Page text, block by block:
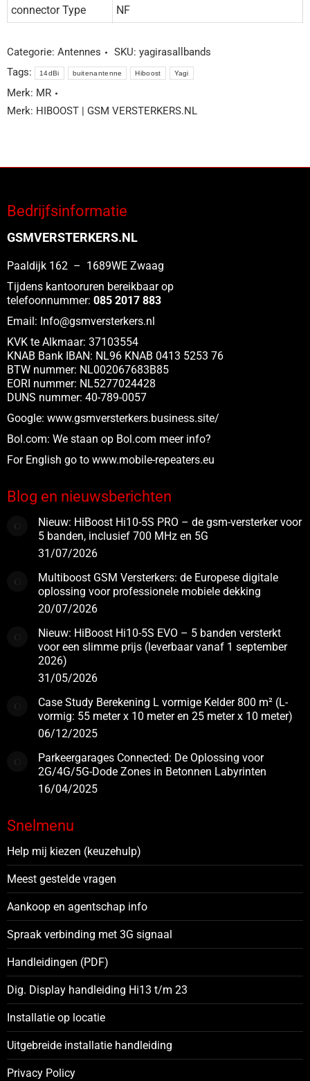
connector Type NF
Categorie: Antennes SKU: yagirasallbands
Tags:
14dBi buitenantenne Hiboost Yagi
Merk: MR
Merk: HIBOOST | GSM VERSTERKERS.NL
Bedrijfsinformatie
GSMVERSTERKERS.NL
Paaldijk 162 – 1689WE Zwaag
Tijdens kantooruren bereikbaar op
telefoonnummer: 085 2017 883
Email: Info@gsmversterkers.nl
KVK te Alkmaar: 37103554
KNAB Bank IBAN: NL96 KNAB 0413 5253 76
BTW nummer: NL002067683B85
EORI nummer: NL5277024428
DUNS nummer: 40-789-0057
Google: www.gsmversterkers.business.site/
Bol.com: We staan op Bol.com meer info?
For English go to www.mobile-repeaters.eu
Blog en nieuwsberichten
Nieuw: HiBoost Hi10-5S PRO – de gsm-versterker voor
5 banden, inclusief 700 MHz en 5G
31/07/2026
Multiboost GSM Versterkers: de Europese digitale
oplossing voor professionele mobiele dekking
20/07/2026
Nieuw: HiBoost Hi10-5S EVO – 5 banden versterkt
voor een slimme prijs (leverbaar vanaf 1 september
2026)
31/05/2026
Case Study Berekening L vormige Kelder 800 m² (L-
vormig: 55 meter x 10 meter en 25 meter x 10 meter)
06/12/2025
Parkeergarages Connected: De Oplossing voor
2G/4G/5G-Dode Zones in Betonnen Labyrinten
16/04/2025
Snelmenu
Help mij kiezen (keuzehulp)
Meest gestelde vragen
Aankoop en agentschap info
Spraak verbinding met 3G signaal
Handleidingen (PDF)
Dig. Display handleiding Hi13 t/m 23
Installatie op locatie
Uitgebreide installatie handleiding
Privacy Policy